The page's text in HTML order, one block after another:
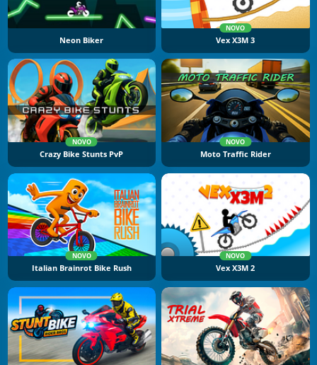
Neon Biker
NOVO
Vex X3M 3
NOVO
Crazy Bike Stunts PvP
NOVO
Moto Traffic Rider
NOVO
Italian Brainrot Bike Rush
NOVO
Vex X3M 2